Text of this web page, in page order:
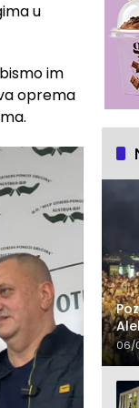
u
im
oprema
06/